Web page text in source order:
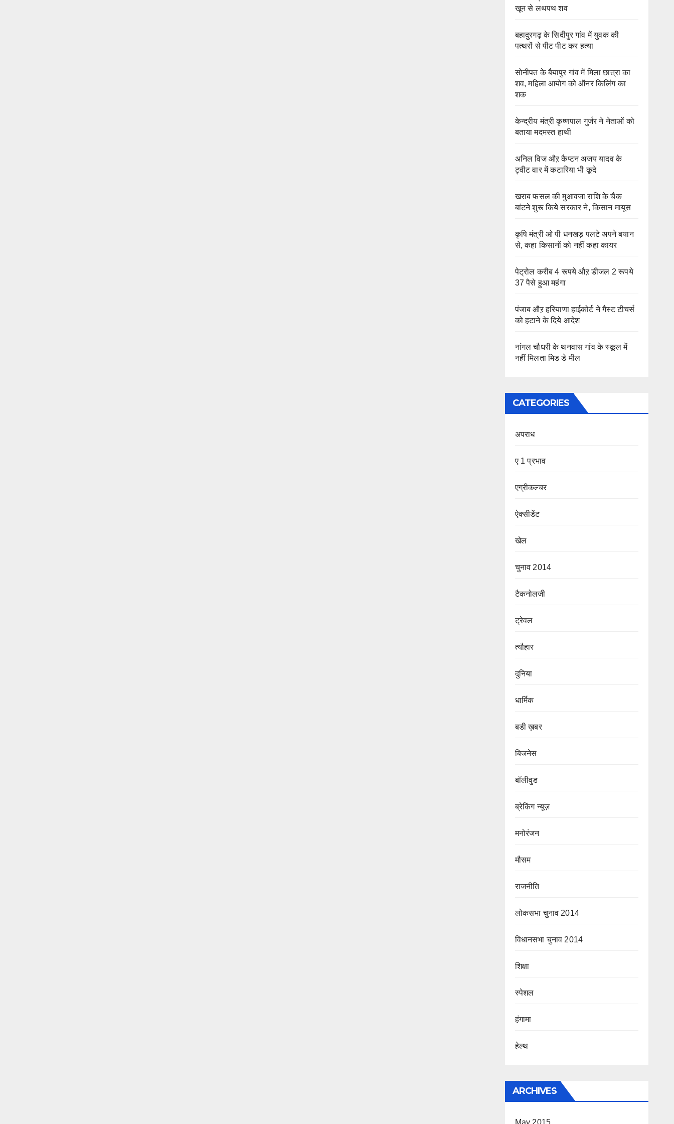
खून से लथपथ शव
बहादुरगढ़ के सिदीपुर गांव में युवक की
पत्थरों से पीट पीट कर हत्या
सोनीपत के बैयापुर गांव में मिला छात्रा का
शव, महिला आयोग को ऑनर किलिंग का
शक
केन्द्रीय मंत्री कृष्णपाल गुर्जर ने नेताओं को
बताया मदमस्त हाथी
अनिल विज औऱ कैप्टन अजय यादव के
ट्वीट वार में कटारिया भी कूदे
खराब फसल की मुआवजा राशि के चैक
बांटने शुरू किये सरकार ने, किसान मायूस
कृषि मंत्री ओ पी धनखड़ पलटे अपने बयान
से, कहा किसानों को नहीं कहा कायर
पेट्रोल करीब 4 रूपये औऱ डीजल 2 रूपये
37 पैसे हुआ महंगा
पंजाब औऱ हरियाणा हाईकोर्ट ने गैस्ट टीचर्स
को हटाने के दिये आदेश
नांगल चौधरी के थनवास गांव के स्कूल में
नहीं मिलता मिड डे मील
CATEGORIES
अपराध
ए 1 प्रभाव
एग्रीकल्चर
ऐक्सीडेंट
खेल
चुनाव 2014
टैकनोलजी
ट्रेवल
त्यौहार
दुनिया
धार्मिक
बडी ख़बर
बिजनेस
बॉलीवुड
ब्रेकिंग न्यूज़
मनोरंजन
मौसम
राजनीति
लोकसभा चुनाव 2014
विधानसभा चुनाव 2014
शिक्षा
स्पेशल
हंगामा
हेल्थ
ARCHIVES
May 2015